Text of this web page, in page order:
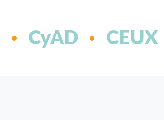
CyAD CEUX